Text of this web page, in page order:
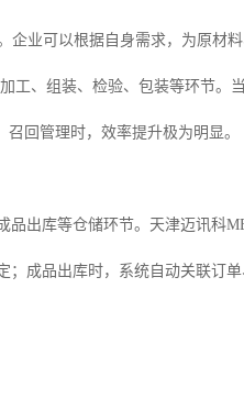
企业可以根据自身需求，为原材
工、组装、检验、包装等环节。
回管理时，效率提升极为明显。
出库等仓储环节。天津迈讯科
成品出库时，系统自动关联订